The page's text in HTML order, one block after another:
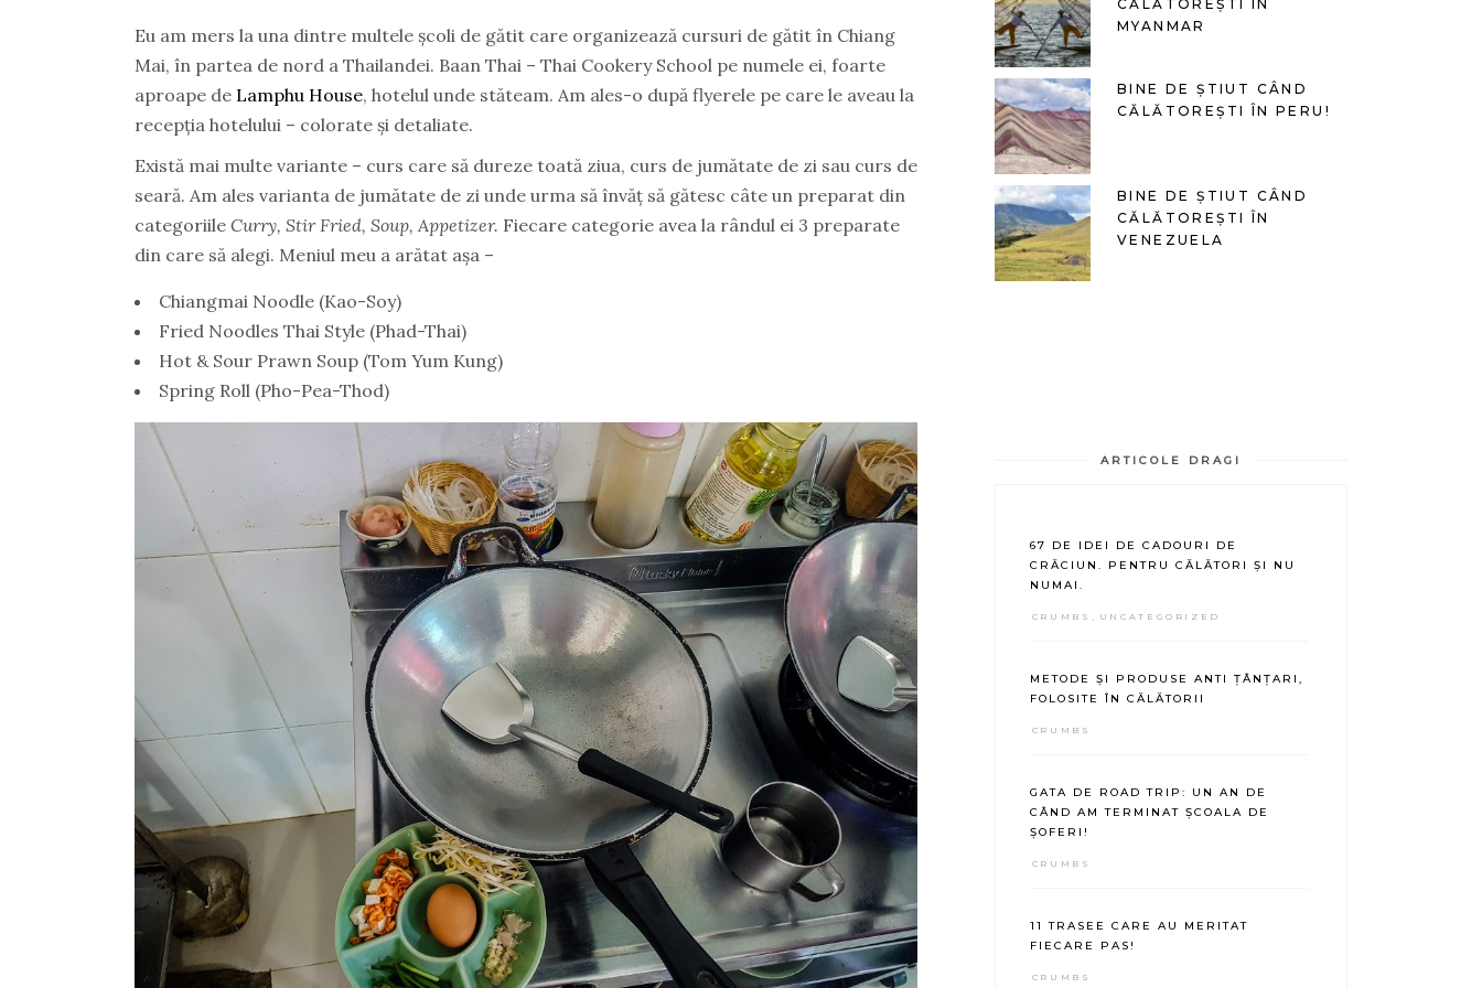
Eu am mers la una dintre multele școli de gătit care organizează cursuri de gătit în Chiang
Mai, în partea de nord a Thailandei. Baan Thai – Thai Cookery School pe numele ei, foarte
aproape de Lamphu House, hotelul unde stăteam. Am ales-o după flyerele pe care le aveau la
recepția hotelului – colorate și detaliate.
Există mai multe variante – curs care să dureze toată ziua, curs de jumătate de zi sau curs de
seară. Am ales varianta de jumătate de zi unde urma să învăț să gătesc câte un preparat din
categoriile Curry, Stir Fried, Soup, Appetizer. Fiecare categorie avea la rândul ei 3 preparate
din care să alegi. Meniul meu a arătat așa –
Chiangmai Noodle (Kao-Soy)
Fried Noodles Thai Style (Phad-Thai)
Hot & Sour Prawn Soup (Tom Yum Kung)
Spring Roll (Pho-Pea-Thod)
CĂLĂTOREȘTI ÎN
MYANMAR
BINE DE ȘTIUT CÂND
CĂLĂTOREȘTI ÎN PERU!
BINE DE ȘTIUT CÂND
CĂLĂTOREȘTI ÎN
VENEZUELA
ARTICOLE DRAGI
67 DE IDEI DE CADOURI DE
CRĂCIUN. PENTRU CĂLĂTORI ȘI NU
NUMAI.
CRUMBS UNCATEGORIZED
METODE ȘI PRODUSE ANTI ȚÂNȚARI,
FOLOSITE ÎN CĂLĂTORII
CRUMBS
GATA DE ROAD TRIP: UN AN DE
CÂND AM TERMINAT ȘCOALA DE
ȘOFERI!
CRUMBS
11 TRASEE CARE AU MERITAT
FIECARE PAS!
CRUMBS